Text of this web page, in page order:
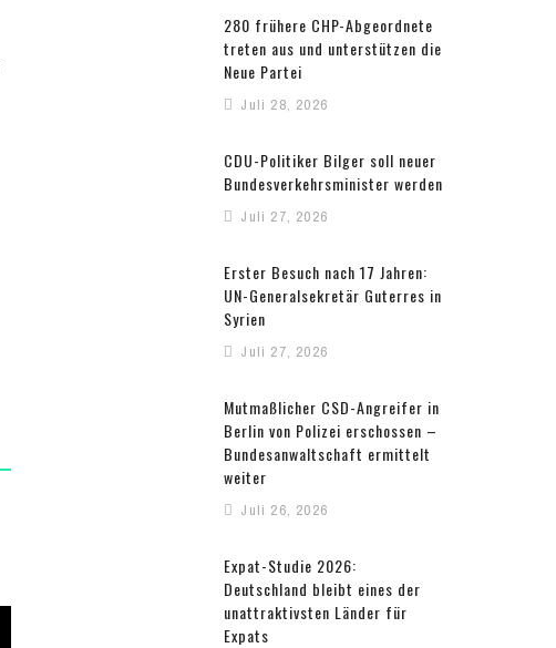
280 frühere CHP-Abgeordnete
treten aus und unterstützen die
Neue Partei
Juli 28, 2026
CDU-Politiker Bilger soll neuer
Bundesverkehrsminister werden
Juli 27, 2026
Erster Besuch nach 17 Jahren:
UN-Generalsekretär Guterres in
Syrien
Juli 27, 2026
Mutmaßlicher CSD-Angreifer in
Berlin von Polizei erschossen –
Bundesanwaltschaft ermittelt
weiter
Juli 26, 2026
Expat-Studie 2026:
Deutschland bleibt eines der
unattraktivsten Länder für
Expats